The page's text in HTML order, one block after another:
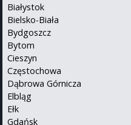
Białystok
Bielsko-Biała
Bydgoszcz
Bytom
Cieszyn
Częstochowa
Dąbrowa Górnicza
Elbląg
Ełk
Gdańsk